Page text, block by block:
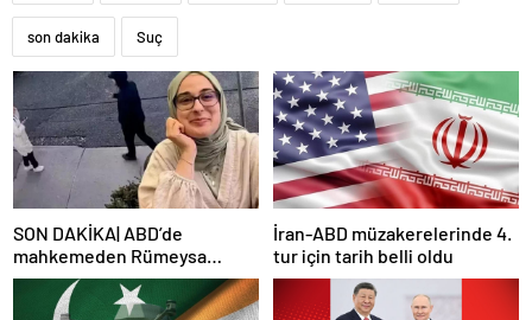
son dakika Suç
SON DAKİKA| ABD’de
mahkemeden Rümeysa
Öztürk kararı: Serbest
bırakıldı!
İran-ABD müzakerelerinde 4.
tur için tarih belli oldu